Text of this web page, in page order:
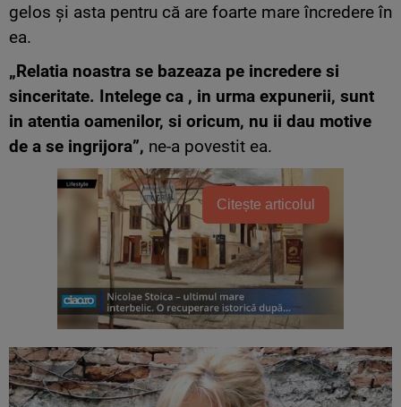
gelos și asta pentru că are foarte mare încredere în
ea.
„Relatia noastra se bazeaza pe incredere si
sinceritate. Intelege ca , in urma expunerii, sunt
in atentia oamenilor, si oricum, nu ii dau motive
de a se ingrijora”, ne-a povestit ea.
Citește articolul